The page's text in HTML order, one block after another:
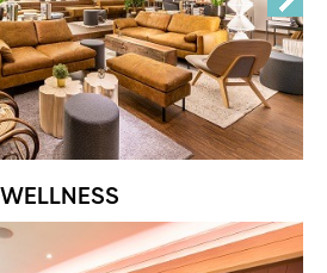
WELLNESS